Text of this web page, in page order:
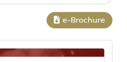
e-Brochure